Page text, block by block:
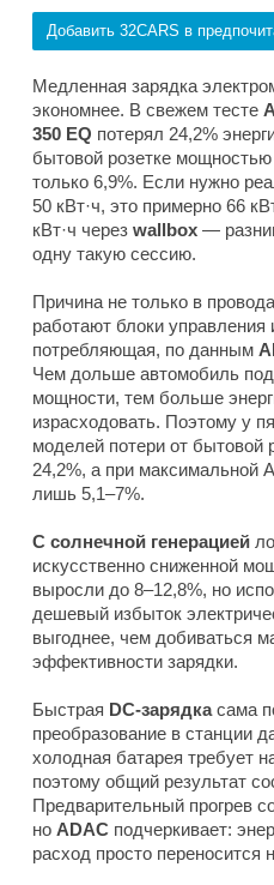
Добавить 32CARS в
Медленная зарядка
экономнее. В свежем тесте
350 EQ потерял 24,2%
бытовой розетке мощностью
только 6,9%. Если нужно
50 кВт·ч, это примерно 66
кВт·ч через wallbox —
одну такую сессию.
Причина не только в
работают блоки управления
потребляющая, по данным
Чем дольше автомобиль
мощности, тем больше
израсходовать. Поэтому у
моделей потери от бытовой
24,2%, а при максимальной
лишь 5,1–7%.
С солнечной генерацией
искусственно сниженной
выросли до 8–12,8%, но
дешевый избыток
выгоднее, чем добиваться
эффективности зарядки.
Быстрая DC-зарядкасама
преобразование в станции
холодная батарея требует
поэтому общий результат
Предварительный прогрев
но ADAC подчеркивает:
расход просто переносится